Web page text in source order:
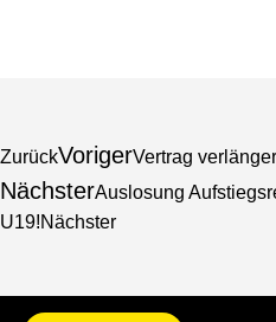
ZurückVorigerVertrag
NächsterAuslosung
U19!Nächster